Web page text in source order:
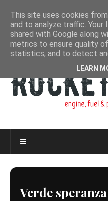
Verde speranza
This site uses cookies
and to analyze traffic. Your
shared with Google along
metrics to ensure quality
statistics, and to detect
LEARN